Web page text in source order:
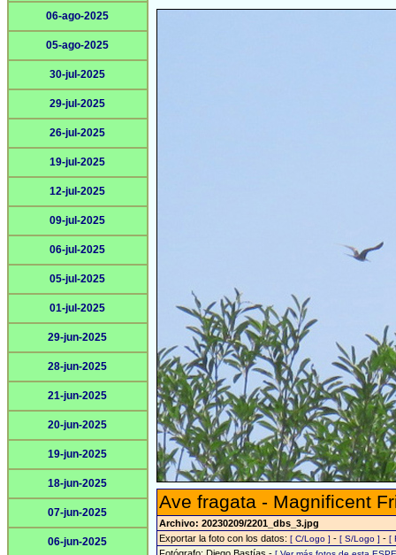
06-ago-2025
05-ago-2025
30-jul-2025
29-jul-2025
26-jul-2025
19-jul-2025
12-jul-2025
09-jul-2025
06-jul-2025
05-jul-2025
01-jul-2025
29-jun-2025
28-jun-2025
21-jun-2025
20-jun-2025
19-jun-2025
18-jun-2025
07-jun-2025
06-jun-2025
Ave fragata - Magnificent
Archivo: 20230209/2201_dbs_3.jpg
Exportar la foto con los datos: [ C/Logo ] - [ S/Logo ] - [